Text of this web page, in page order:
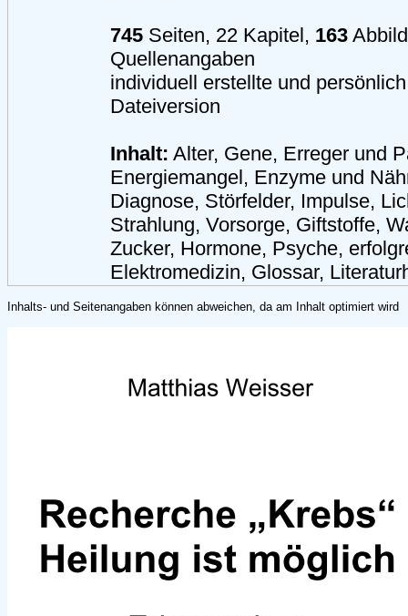
745 Seiten, 22 Kapitel, 163
Quellenangaben
individuell erstellte und
Dateiversion
Inhalt: Alter, Gene, Erreger und
Energiemangel, Enzyme und
Diagnose, Störfelder, Impulse,
Strahlung, Vorsorge, Giftstoffe,
Zucker, Hormone, Psyche,
Elektromedizin, Glossar,
Inhalts- und Seitenangaben können abweichen, da am Inhalt optimiert wird